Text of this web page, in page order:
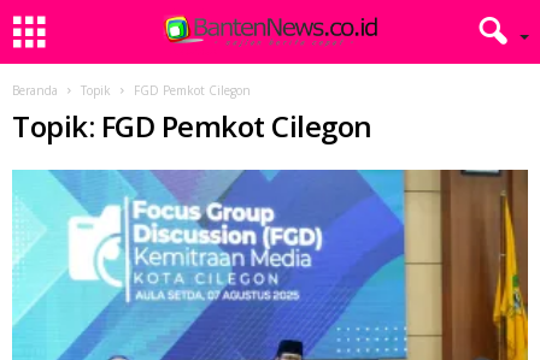
Beranda Topik FGD Pemkot Cilegon
Topik: FGD Pemkot Cilegon